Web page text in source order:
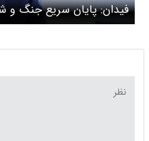
بر تنگه هرمز ضروری است